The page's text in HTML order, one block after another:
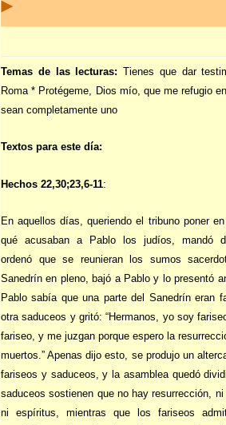
Temas de las lecturas: Tienes que dar
Roma * Protégeme, Dios mío, que me refugio
sean completamente uno
Textos para este día:
Hechos 22,30;23,6-11:
En aquellos días, queriendo el tribuno poner
qué acusaban a Pablo los judíos, mandó
ordenó que se reunieran los sumos
Sanedrín en pleno, bajó a Pablo y lo presentó
Pablo sabía que una parte del Sanedrín eran
otra saduceos y gritó: “Hermanos, yo soy
fariseo, y me juzgan porque espero la
muertos.” Apenas dijo esto, se produjo un
fariseos y saduceos, y la asamblea quedó
saduceos sostienen que no hay resurrección, ni
ni espíritus, mientras que los fariseos